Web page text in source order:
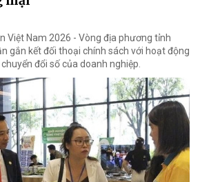
Việt Nam 2026 - Vòng địa phương tỉnh
gắn kết đối thoại chính sách với hoạt động
đổi số của doanh nghiệp.